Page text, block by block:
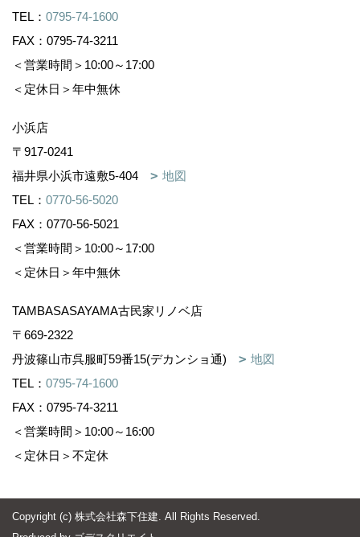
TEL： 0795-74-1600
FAX：0795-74-3211
＜営業時間＞10:00～17:00
＜定休日＞年中無休
小浜店
〒917-0241
福井県小浜市遠敷5-404
地図
TEL： 0770-56-5020
FAX：0770-56-5021
＜営業時間＞10:00～17:00
＜定休日＞年中無休
TAMBASASAYAMA古民家リノベ店
〒669-2322
丹波篠山市呉服町59番15(デカンショ通)
地図
TEL： 0795-74-1600
FAX：0795-74-3211
＜営業時間＞10:00～16:00
＜定休日＞不定休
Copyright (c) 株式会社森下住建. All Rights Reserved.